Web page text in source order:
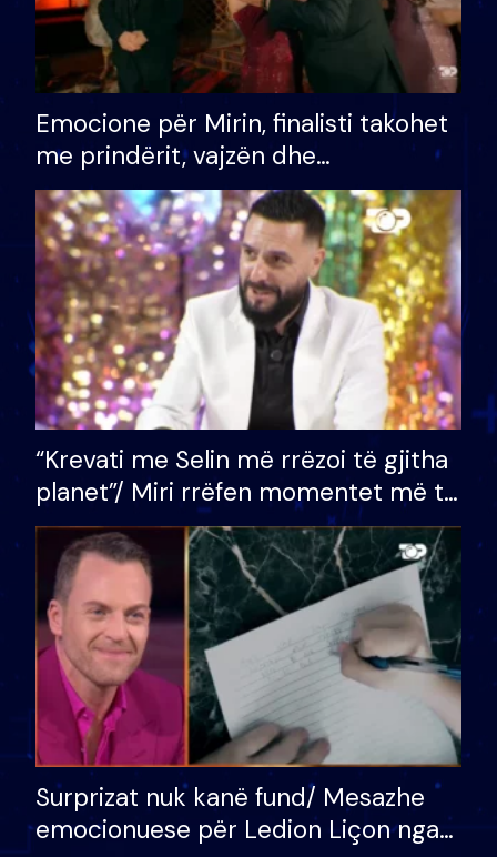
Emocione për Mirin, finalisti takohet
me prindërit, vajzën dhe
bashkëshorten: S’kemi ndonjë letër
divorci apo jo?
“Krevati me Selin më rrëzoi të gjitha
planet”/ Miri rrëfen momentet më të
bukura në shtëpinë e BB VIP: Do më
mungojë zilja e mëngjesit kur…
Surprizat nuk kanë fund/ Mesazhe
emocionuese për Ledion Liçon nga